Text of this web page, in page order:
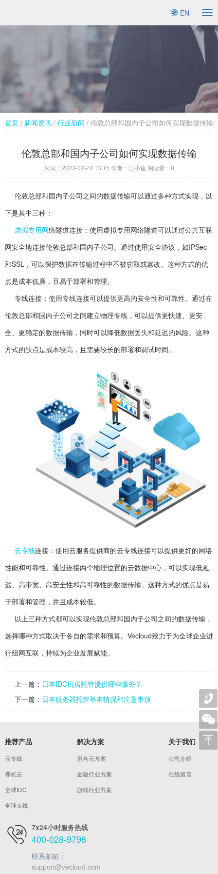
EN
首页 / 新闻资讯 / 行业新闻​ / 伦敦总部和国内子公司如何实现数据传输
伦敦总部和国内子公司如何实现数据传输
时间： 2023-02-24 13:15 作者：江小鱼 阅读量： 0
伦敦总部和国内子公司之间的数据传输可以通过多种方式实现，以
下是其中三种：
虚拟专用网络隧道连接：使用虚拟专用网络隧道可以通过公共互联
网安全地连接伦敦总部和国内子公司。通过使用安全协议，如IPSec
和SSL，可以保护数据在传输过程中不被窃取或篡改。这种方式的优
点是成本低廉，且易于部署和管理。
专线连接：使用专线连接可以提供更高的安全性和可靠性。通过在
伦敦总部和国内子公司之间建立物理专线，可以提供更快速、更安
全、更稳定的数据传输，同时可以降低数据丢失和延迟的风险。这种
方式的缺点是成本较高，且需要较长的部署和调试时间。
云专线连接：使用云服务提供商的云专线连接可以提供更好的网络
性能和可靠性。通过连接两个地理位置的云数据中心，可以实现低延
迟、高带宽、高安全性和高可靠性的数据传输。这种方式的优点是易
于部署和管理，并且成本较低。
以上三种方式都可以实现伦敦总部和国内子公司之间的数据传输，
选择哪种方式取决于各自的需求和预算。Vecloud致力于为全球企业进
行组网互联，持续为企业发展赋能。
上一篇： 日本IDC机房托管提供哪些服务？
下一篇： 日本服务器托管基本情况和注意事项
7x24小时服务热线
400-028-9798
联系邮箱：
support@vecloud.com
推荐产品
云专线
裸机云
全球IDC
全球专线
解决方案
混合云方案
金融行业方案
游戏行业方案
关于我们
公司介绍
在线留言